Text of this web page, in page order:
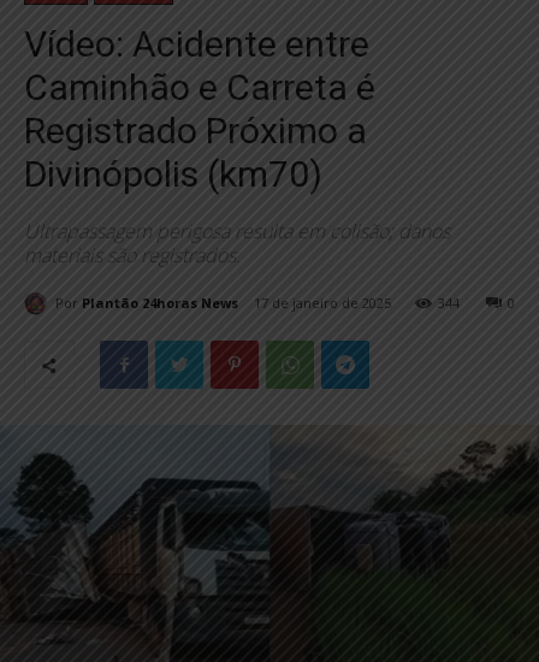
Vídeo: Acidente entre
Caminhão e Carreta é
Registrado Próximo a
Divinópolis (km70)
Ultrapassagem perigosa resulta em colisão; danos
materiais são registrados.
Por Plantão 24horas News 17 de janeiro de 2025 0
344